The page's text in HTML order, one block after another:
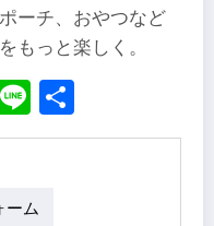
ーチ、おやつなど
もっと楽しく。
Pinterest
Line
ーム